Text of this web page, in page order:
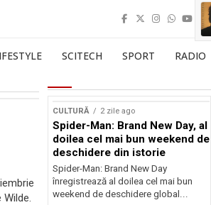
SCITECH SPORT RADIO
CULTURĂ 2 zile ago
Spider-Man: Brand New Day, al
doilea cel mai bun weekend de
deschidere din istorie
Spider-Man: Brand New Day
înregistrează al doilea cel mai bun
weekend de deschidere global...